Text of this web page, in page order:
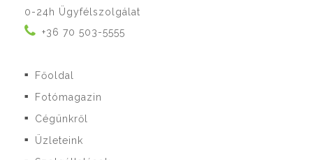
0-24h Ügyfélszolgálat
+36 70 503-5555
■ Főoldal
■ Fotómagazin
■ Cégünkről
■ Üzleteink